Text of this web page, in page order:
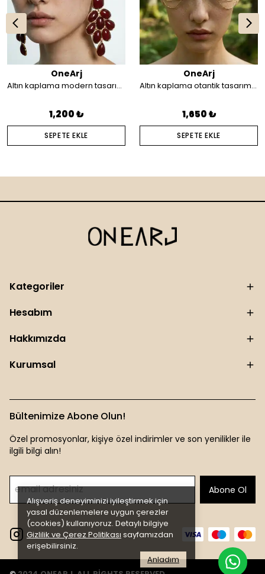
Alışveriş deneyiminizi iyileştirmek için
yasal düzenlemelere uygun çerezler
(cookies) kullanıyoruz. Detaylı bilgiye
Gizlilik ve Çerez Politikası sayfamızdan
erişebilirsiniz.
Anladım
OneArj
Altın kaplama modern tasarım küpe
1,200 ₺
SEPETE EKLE
OneArj
Altın kaplama otantik tasarım saç aksesuarı
1,650 ₺
SEPETE EKLE
Kategoriler
Hesabım
Hakkımızda
Kurumsal
Bültenimize Abone Olun!
Özel promosyonlar, kişiye özel indirimler ve son yenilikler ile
ilgili bilgi alın!
Abone Ol